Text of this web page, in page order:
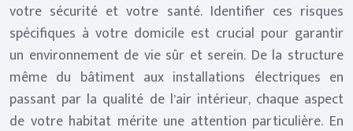
votre sécurité et votre santé. Identifier ces risques
spécifiques à votre domicile est crucial pour garantir
un environnement de vie sûr et serein. De la structure
même du bâtiment aux installations électriques en
passant par la qualité de l’air intérieur, chaque aspect
de votre habitat mérite une attention particulière. En